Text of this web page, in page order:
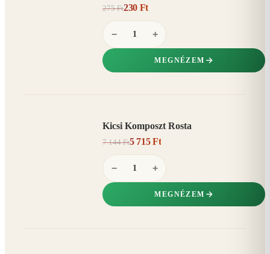
275 Ft230 Ft
− +
MEGNÉZEM
Kicsi Komposzt Rosta
7 144 Ft5 715 Ft
− +
MEGNÉZEM